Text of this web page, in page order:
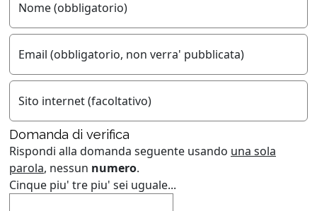
Nome (obbligatorio)
Email (obbligatorio, non verra' pubblicata)
Sito internet (facoltativo)
Domanda di verifica
Rispondi alla domanda seguente usando una sola
parola, nessun numero.
Cinque piu' tre piu' sei uguale...